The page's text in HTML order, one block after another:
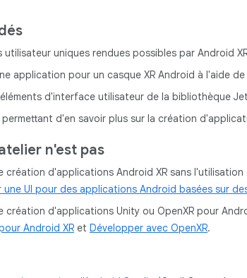
utilisateur uniques rendues possibles par Android
application pour un casque XR Android à l'aide
d'interface utilisateur de la bibliothèque
permettant d'en savoir plus sur la création
n'est pas
création d'applications Android XR sans
une UI pour des applications Android basées sur
création d'applications Unity ou OpenXR pour
Android XR et Développer avec OpenXR.